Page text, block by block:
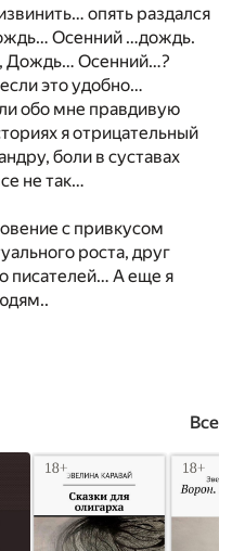
опять раздался
Осенний …дождь.
Дождь… Осенний…?
это удобно…
обо мне правдивую
я отрицательный
боли в суставах
не так…
с привкусом
роста, друг
писателей… А еще я
Все